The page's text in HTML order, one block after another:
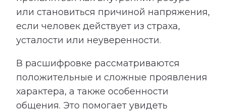
или становиться причиной напряжения,
если человек действует из страха,
усталости или неуверенности.
В расшифровке рассматриваются
положительные и сложные проявления
характера, а также особенности
общения. Это помогает увидеть